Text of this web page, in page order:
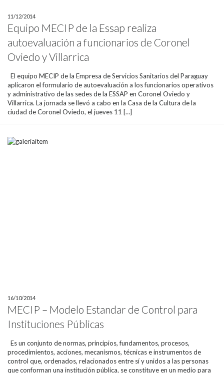
11/12/2014
Equipo MECIP de la Essap realiza
autoevaluación a funcionarios de Coronel
Oviedo y Villarrica
El equipo MECIP de la Empresa de Servicios Sanitarios del Paraguay
aplicaron el formulario de autoevaluación a los funcionarios operativos
y administrativo de las sedes de la ESSAP en Coronel Oviedo y
Villarrica. La jornada se llevó a cabo en la Casa de la Cultura de la
ciudad de Coronel Oviedo, el jueves 11 […]
16/10/2014
MECIP – Modelo Estandar de Control para
Instituciones Públicas
Es un conjunto de normas, principios, fundamentos, procesos,
procedimientos, acciones, mecanismos, técnicas e instrumentos de
control que, ordenados, relacionados entre sí y unidos a las personas
que conforman una institución pública, se constituye en un medio para